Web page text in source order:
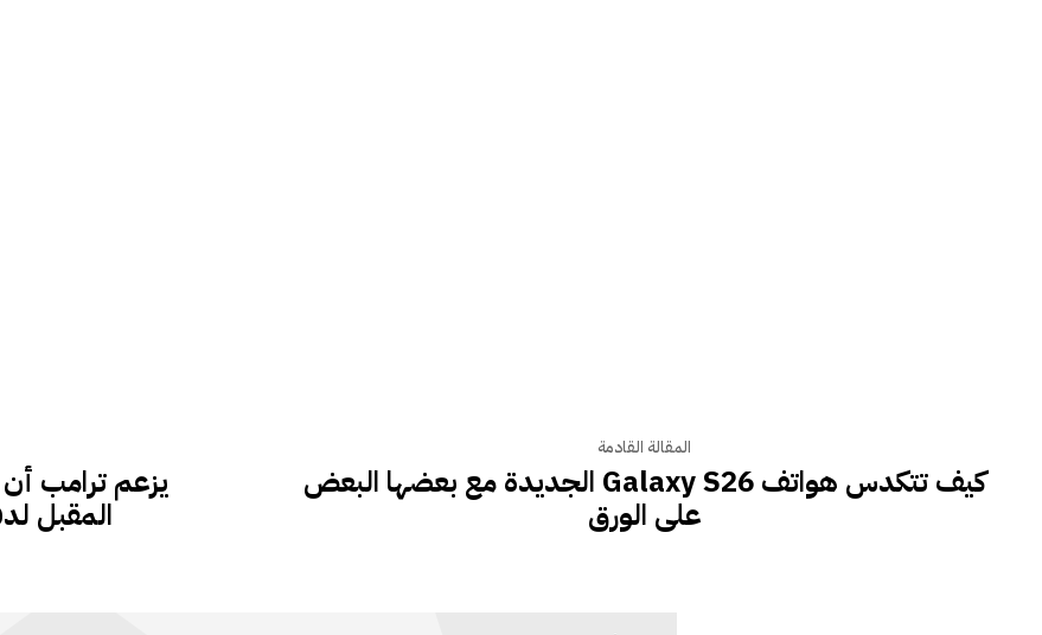
يزعم ترامب
المقبل
المقالة القادمة
كيف تتكدس هواتف Galaxy S26 الجديدة مع بعضها البعض
على الورق